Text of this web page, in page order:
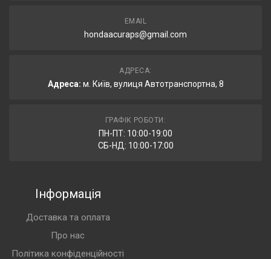
EMAIL
hondaacuraps@gmail.com
АДРЕСА:
Адреса: м. Київ, вулиця Автотранспортна, 8
ГРАФІК РОБОТИ:
ПН-ПТ: 10:00-19:00
СБ-НД: 10:00-17:00
Інформація
Доставка та оплата
Про нас
Політика конфіденційності